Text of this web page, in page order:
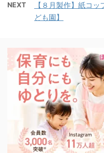
NEXT
【８月製作】紙コ
ども園】